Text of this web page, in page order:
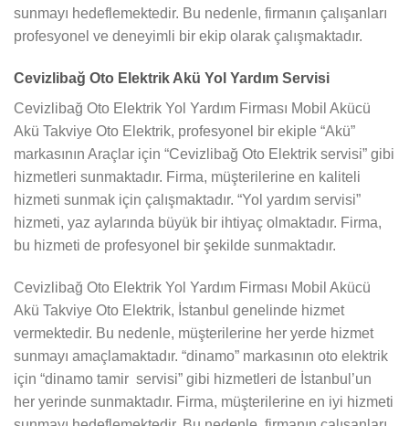
sunmayı hedeflemektedir. Bu nedenle, firmanın çalışanları
profesyonel ve deneyimli bir ekip olarak çalışmaktadır.
Cevizlibağ Oto Elektrik Akü Yol Yardım Servisi
Cevizlibağ Oto Elektrik Yol Yardım Firması Mobil Akücü
Akü Takviye Oto Elektrik, profesyonel bir ekiple “Akü”
markasının Araçlar için “Cevizlibağ Oto Elektrik servisi” gibi
hizmetleri sunmaktadır. Firma, müşterilerine en kaliteli
hizmeti sunmak için çalışmaktadır. “Yol yardım servisi”
hizmeti, yaz aylarında büyük bir ihtiyaç olmaktadır. Firma,
bu hizmeti de profesyonel bir şekilde sunmaktadır.
Cevizlibağ Oto Elektrik Yol Yardım Firması Mobil Akücü
Akü Takviye Oto Elektrik, İstanbul genelinde hizmet
vermektedir. Bu nedenle, müşterilerine her yerde hizmet
sunmayı amaçlamaktadır. “dinamo” markasının oto elektrik
için “dinamo tamir servisi” gibi hizmetleri de İstanbul’un
her yerinde sunmaktadır. Firma, müşterilerine en iyi hizmeti